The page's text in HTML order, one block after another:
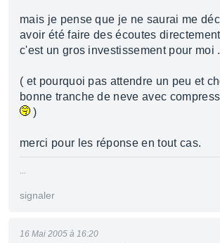
mais je pense que je ne saurai me
avoir été faire des écoutes
c'est un gros investissement pour moi .
( et pourquoi pas attendre un peu et
bonne tranche de neve avec
)
merci pour les réponse en tout cas.
...
signaler
16 Mai 2005 à 16:20